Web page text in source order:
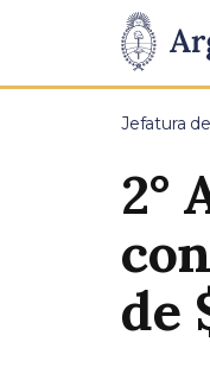
Presidencia
de
Pasar al contenido
Jefatura
2°
de